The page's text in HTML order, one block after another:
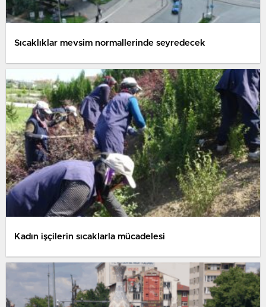
Sıcaklıklar mevsim normallerinde seyredecek
Kadın işçilerin sıcaklarla mücadelesi